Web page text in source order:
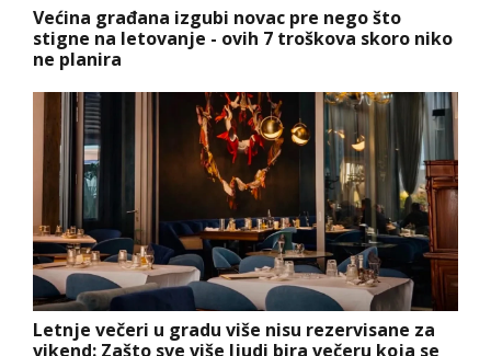
Većina građana izgubi novac pre nego što
stigne na letovanje - ovih 7 troškova skoro niko
ne planira
Letnje večeri u gradu više nisu rezervisane za
vikend: Zašto sve više ljudi bira večeru koja se